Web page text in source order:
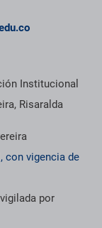
Institucional
Risaralda
con vigencia de
por